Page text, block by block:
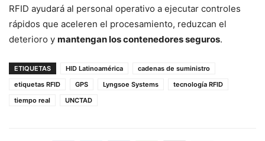
RFID ayudará al personal operativo a ejecutar controles
rápidos que aceleren el procesamiento, reduzcan el
deterioro y mantengan los contenedores seguros.
ETIQUETAS HID Latinoamérica
cadenas de suministro
etiquetas RFID
GPS Lyngsoe Systems
tecnología RFID
tiempo real
UNCTAD